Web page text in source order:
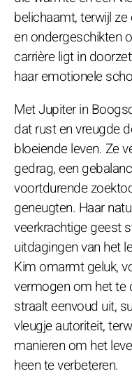
belichaamt, terwijl
en ondergeschikten
carrière ligt in
haar emotionele
Met Jupiter in
dat rust en vreugde
bloeiende leven. Ze
gedrag, een
voortdurende
geneugten. Haar
veerkrachtige geest
uitdagingen van het
Kim omarmt geluk,
vermogen om het te
straalt eenvoud uit,
vleugje autoriteit,
manieren om het
heen te verbeteren.